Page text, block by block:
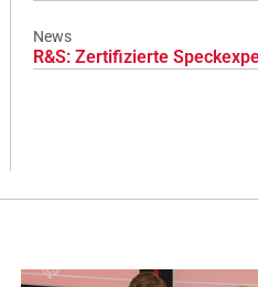
News
R&S: Zertifizierte